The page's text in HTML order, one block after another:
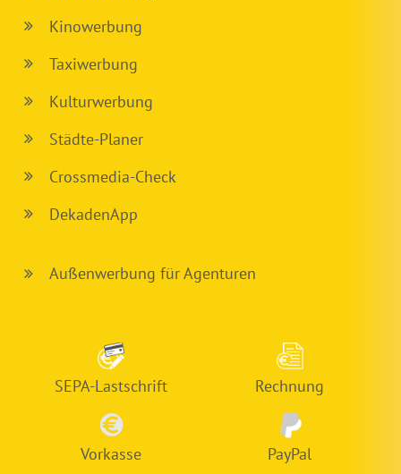
Kinowerbung
Taxiwerbung
Kulturwerbung
Städte-Planer
Crossmedia-Check
DekadenApp
Außenwerbung für Agenturen
SEPA-Lastschrift Rechnung
Vorkasse PayPal